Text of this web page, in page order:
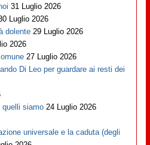
31 Luglio 2026
Luglio 2026
dolente 29 Luglio 2026
2026
27 Luglio 2026
Di Leo per guardare ai resti dei
quelli siamo 24 Luglio 2026
universale e la caduta (degli